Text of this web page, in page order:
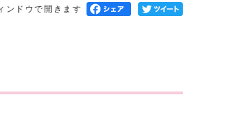
ンドウで開きます